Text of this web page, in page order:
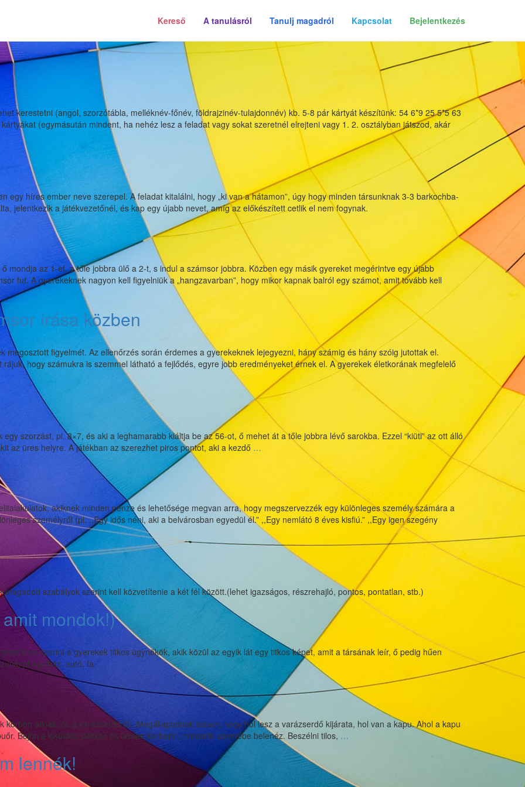
Kereső A tanulásról Tanulj magadról Kapcsolat Bejelentkezés
kerestetni (angol, szorzótábla, melléknév-főnév, földrajzinév-tulajdonnév) kb. 5-8 pár kártyát készítünk: 54 6*9 25 5*5 63
(egymásután mindent, ha nehéz lesz a feladat vagy sokat szeretnél elrejteni vagy 1. 2. osztályban játszod, akár
egy híres ember neve szerepel. A feladat kitalálni, hogy „ki van a hátamon”, úgy hogy minden társunknak 3-3 barkochba-
jelentkezik a játékvezetőnél, és kap egy újabb nevet, amíg az előkészített cetlik el nem fogynak.
mondja az 1-et, a tőle jobbra ülő a 2-t, s indul a számsor jobbra. Közben egy másik gyereket megérintve egy újabb
fut. A gyerekeknek nagyon kell figyelniük a „hangzavarban”, hogy mikor kapnak balról egy számot, amit tovább kell
írása közben
megosztott figyelmét. Az ellenőrzés során érdemes a gyerekeknek lejegyezni, hány számig és hány szóig jutottak el.
hogy számukra is szemmel látható a fejlődés, egyre jobb eredményeket érnek el. A gyerekek életkorának megfelelő
szorzást, pl. 8×7, és aki a leghamarabb kiáltja be az 56-ot, ő mehet át a tőle jobbra lévő sarokba. Ezzel “kiüti” az ott álló
az üres helyre. A játékban az szerezhet piros pontot, aki a kezdő …
akiknek minden pénze és lehetősége megvan arra, hogy megszervezzék egy különleges személy számára a
személyről (pl. ,,Egy idős néni, aki a belvárosban egyedül él.” ,,Egy nemlátó 8 éves kisfiú.” ,,Egy igen szegény
szabályok szerint kell közvetítenie a két fél között.(lehet igazságos, részrehajló, pontos, pontatlan, stb.)
mondok!)
szerint a gyerekek titkos ügynökök, akik közül az egyik lát egy titkos képet, amit a társának leír, ő pedig hűen
pl egy ház, autó, fa.
körben állnak, ők a varázserdő fái. Megállapodnak abban, hogy hol lesz a varázserdő kijárata, hol van a kapu. Ahol a kapu
Bejön a kiküldött játékos és lassan körbejár, mindenki szemébe belenéz. Beszélni tilos, …
lennék!